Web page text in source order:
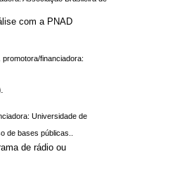
com a PNAD
financiadora:
Universidade de
de bases públicas..
de rádio ou